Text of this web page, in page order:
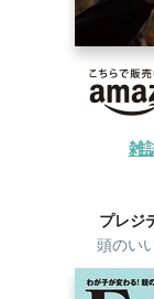
雑
プレジ
頭のい